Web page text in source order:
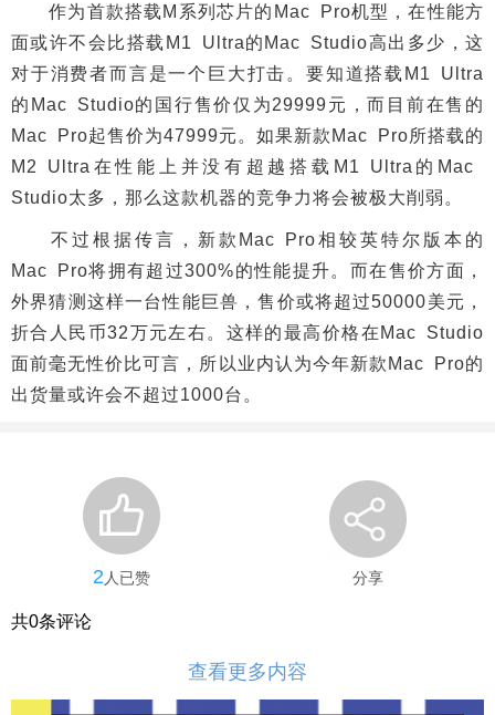
作为首款搭载M系列芯片的Mac Pro机型，在性能方
面或许不会比搭载M1 Ultra的Mac Studio高出多少，这
对于消费者而言是一个巨大打击。要知道搭载M1 Ultra
的Mac Studio的国行售价仅为29999元，而目前在售的
Mac Pro起售价为47999元。如果新款Mac Pro所搭载的
M2 Ultra在性能上并没有超越搭载M1 Ultra的Mac
Studio太多，那么这款机器的竞争力将会被极大削弱。
不过根据传言，新款Mac Pro相较英特尔版本的
Mac Pro将拥有超过300%的性能提升。而在售价方面，
外界猜测这样一台性能巨兽，售价或将超过50000美元，
折合人民币32万元左右。这样的最高价格在Mac Studio
面前毫无性价比可言，所以业内认为今年新款Mac Pro的
出货量或许会不超过1000台。
2人已赞 分享
共0条评论
查看更多内容